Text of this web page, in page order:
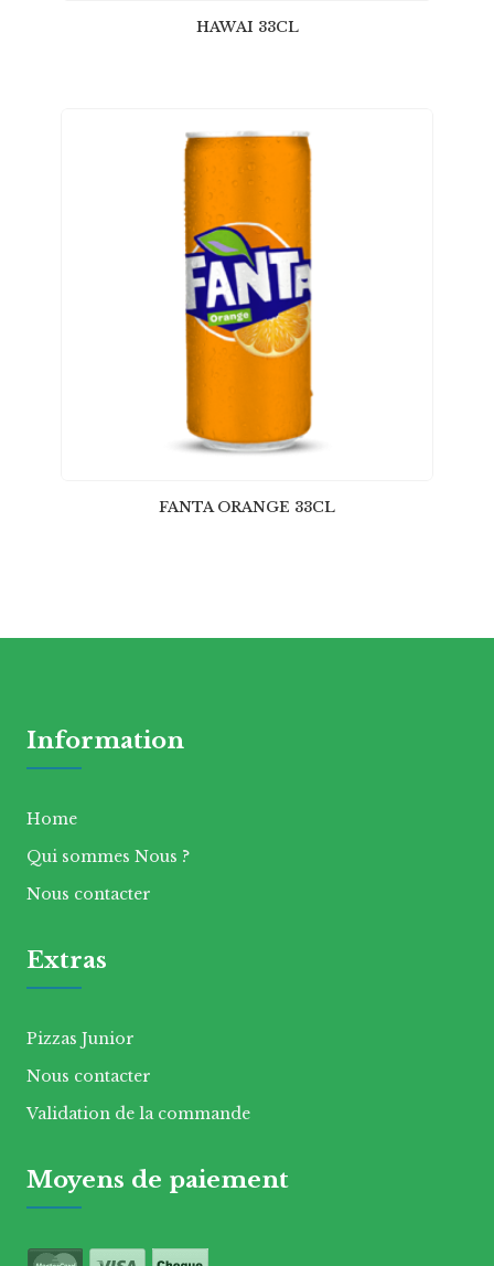
HAWAI 33CL
FANTA ORANGE 33CL
Information
Home
Qui sommes Nous ?
Nous contacter
Extras
Pizzas Junior
Nous contacter
Validation de la commande
Moyens de paiement